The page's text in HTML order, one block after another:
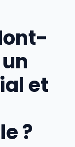
et
?